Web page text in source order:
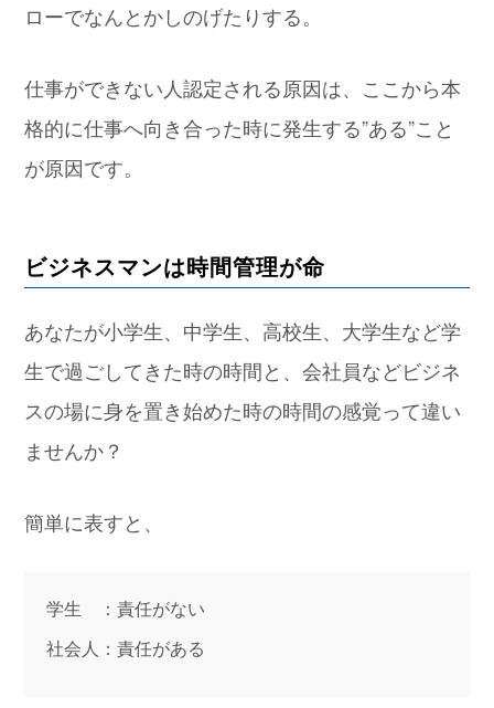
ローでなんとかしのげたりする。
仕事ができない人認定される原因は、ここから本
格的に仕事へ向き合った時に発生する”ある”こと
が原因です。
ビジネスマンは時間管理が命
あなたが小学生、中学生、高校生、大学生など学
生で過ごしてきた時の時間と、会社員などビジネ
スの場に身を置き始めた時の時間の感覚って違い
ませんか？
簡単に表すと、
学生 ：責任がない
社会人：責任がある